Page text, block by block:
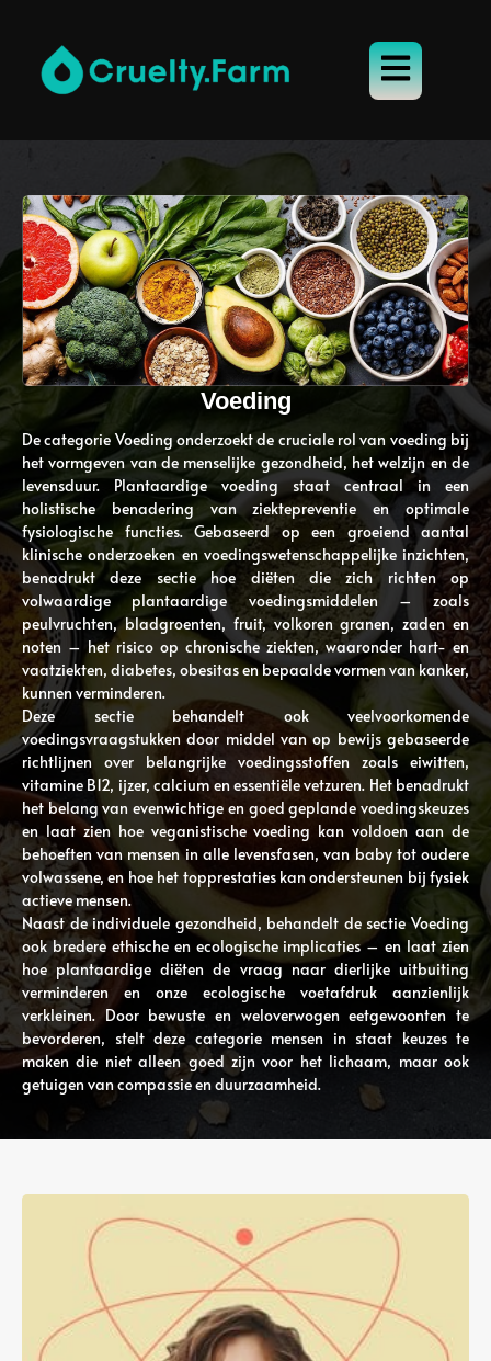
Voeding
De categorie Voeding onderzoekt de cruciale rol van voeding bij
het vormgeven van de menselijke gezondheid, het welzijn en de
levensduur. Plantaardige voeding staat centraal in een
holistische benadering van ziektepreventie en optimale
fysiologische functies. Gebaseerd op een groeiend aantal
klinische onderzoeken en voedingswetenschappelijke inzichten,
benadrukt deze sectie hoe diëten die zich richten op
volwaardige plantaardige voedingsmiddelen – zoals
peulvruchten, bladgroenten, fruit, volkoren granen, zaden en
noten – het risico op chronische ziekten, waaronder hart- en
vaatziekten, diabetes, obesitas en bepaalde vormen van kanker,
kunnen verminderen.
Deze sectie behandelt ook veelvoorkomende
voedingsvraagstukken door middel van op bewijs gebaseerde
richtlijnen over belangrijke voedingsstoffen zoals eiwitten,
vitamine B12, ijzer, calcium en essentiële vetzuren. Het benadrukt
het belang van evenwichtige en goed geplande voedingskeuzes
en laat zien hoe veganistische voeding kan voldoen aan de
behoeften van mensen in alle levensfasen, van baby tot oudere
volwassene, en hoe het topprestaties kan ondersteunen bij fysiek
actieve mensen.
Naast de individuele gezondheid, behandelt de sectie Voeding
ook bredere ethische en ecologische implicaties – en laat zien
hoe plantaardige diëten de vraag naar dierlijke uitbuiting
verminderen en onze ecologische voetafdruk aanzienlijk
verkleinen. Door bewuste en weloverwogen eetgewoonten te
bevorderen, stelt deze categorie mensen in staat keuzes te
maken die niet alleen goed zijn voor het lichaam, maar ook
getuigen van compassie en duurzaamheid.